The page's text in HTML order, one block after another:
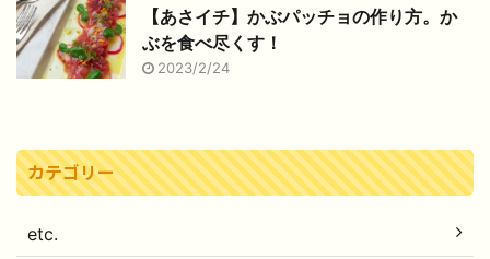
【あさイチ】かぶパッチョの作り方。か
ぶを食べ尽くす！
2023/2/24
カテゴリー
etc.